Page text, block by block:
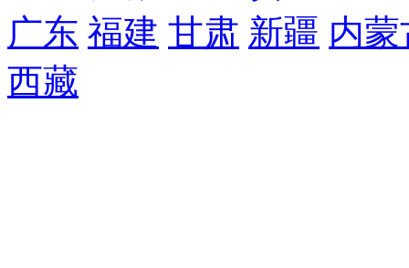
广东 福建 甘肃 新疆 内蒙
西藏